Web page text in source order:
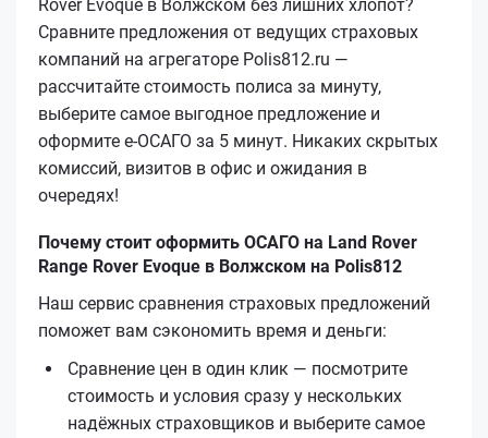
Rover Evoque в Волжском без лишних хлопот?
Сравните предложения от ведущих страховых
компаний на агрегаторе Polis812.ru —
рассчитайте стоимость полиса за минуту,
выберите самое выгодное предложение и
оформите е‑ОСАГО за 5 минут. Никаких скрытых
комиссий, визитов в офис и ожидания в
очередях!
Почему стоит оформить ОСАГО на Land Rover
Range Rover Evoque в Волжском на Polis812
Наш сервис сравнения страховых предложений
поможет вам сэкономить время и деньги:
Сравнение цен в один клик — посмотрите
стоимость и условия сразу у нескольких
надёжных страховщиков и выберите самое